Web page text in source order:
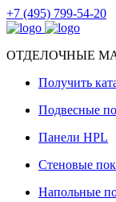
+7 (495) 799-54-20
ОТДЕЛОЧНЫЕ
Получить
Подвесные
Панели HPL
Стеновые
Напольные